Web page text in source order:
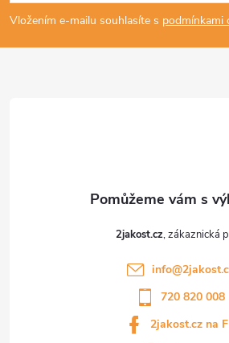
p
a
Vložením e-mailu souhlasíte s podmínkami
2jakost.cz
info@
720 820 008
2jakost.cz na